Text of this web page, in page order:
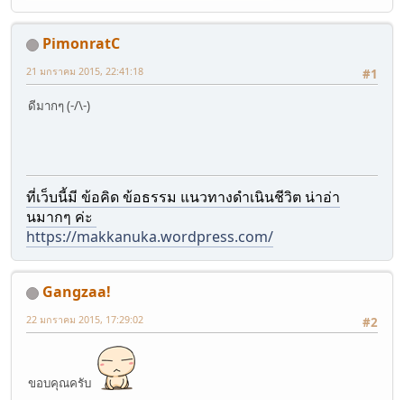
PimonratC
#1
21 มกราคม 2015, 22:41:18
ดีมากๆ (-/\-)
ที่เว็บนี้มี ข้อคิด ข้อธรรม แนวทางดำเนินชีวิต น่าอ่า
นมากๆ ค่ะ
https://makkanuka.wordpress.com/
Gangzaa!
#2
22 มกราคม 2015, 17:29:02
ขอบคุณครับ